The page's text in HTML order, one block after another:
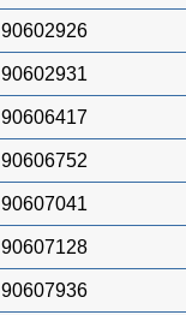
90602926
90602931
90606417
90606752
90607041
90607128
90607936